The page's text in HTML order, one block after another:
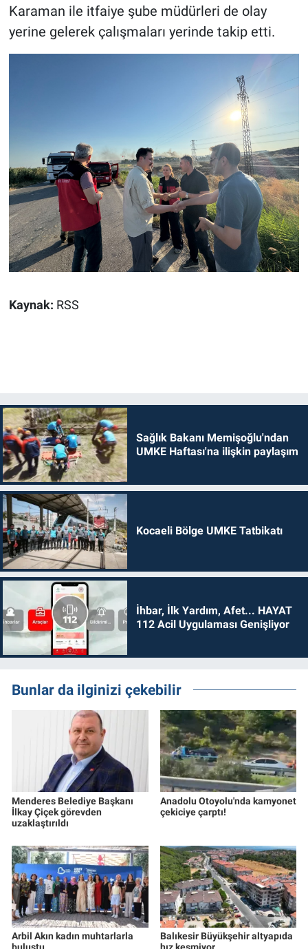
Karaman ile itfaiye şube müdürleri de olay
yerine gelerek çalışmaları yerinde takip etti.
Kaynak: RSS
Sağlık Bakanı Memişoğlu'ndan
UMKE Haftası'na ilişkin paylaşım
Kocaeli Bölge UMKE Tatbikatı
İhbar, İlk Yardım, Afet... HAYAT
112 Acil Uygulaması Genişliyor
Bunlar da ilginizi çekebilir
Menderes Belediye Başkanı
İlkay Çiçek görevden
uzaklaştırıldı
Anadolu Otoyolu'nda kamyonet
çekiciye çarptı!
Arbil Akın kadın muhtarlarla
Balıkesir Büyükşehir altyapıda